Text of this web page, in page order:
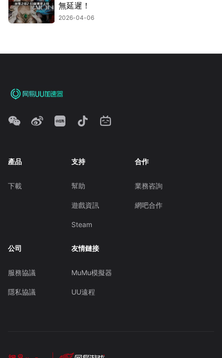
無延遲！
2026-04-06
產品
下載
支持
幫助
遊戲資訊
Steam
合作
業務咨詢
網吧合作
公司
服務協議
隱私協議
友情鏈接
MuMu模擬器
UU遠程